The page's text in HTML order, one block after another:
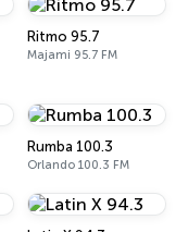
Ritmo 95.7
Majami 95.7 FM
Rumba 100.3
Orlando 100.3 FM